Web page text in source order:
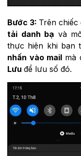
Bước 3: Trên
tải danh bạ và
thực hiện khi bạn
nhấn vào mail mà
Lưu để lưu số đó.